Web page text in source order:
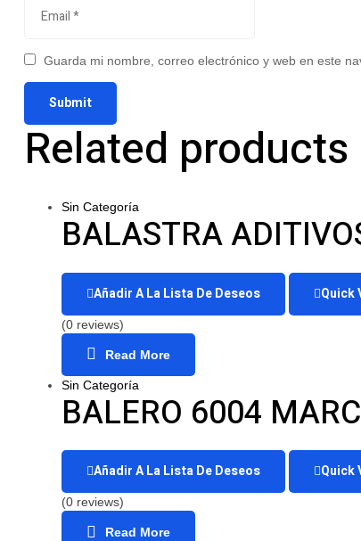
Guarda mi nombre, correo electrónico y web en este
Related products
Sin Categoría
BALASTRA
Añadir A La Lista De Deseos Quick
(0 reviews)
Read More
Sin Categoría
BALERO 6004
Añadir A La Lista De Deseos Quick
(0 reviews)
Read More